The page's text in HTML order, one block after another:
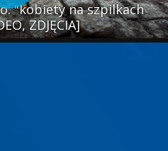
"kobiety na szpilkach
ZDJĘCIA]